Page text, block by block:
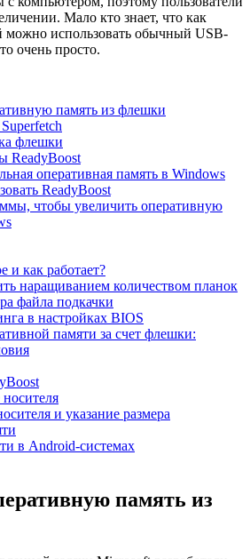
Мало кто знает, что как
можно использовать обычный USB-
очень просто.
память из флешки
флешки
ReadyBoost
оперативная память в Windows
ReadyBoost
чтобы увеличить оперативную
и как работает?
наращиванием количеством планок
файла подкачки
в настройках BIOS
памяти за счет флешки:
и указание размера
в Android-системах
память из